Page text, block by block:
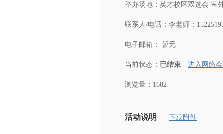
举办场地： 英才校区双选会 室
联系人/电话： 李老师：
电子邮箱： 暂无
当前状态： 已结束 进入网络
浏览量：1682
活动说明 下载附件